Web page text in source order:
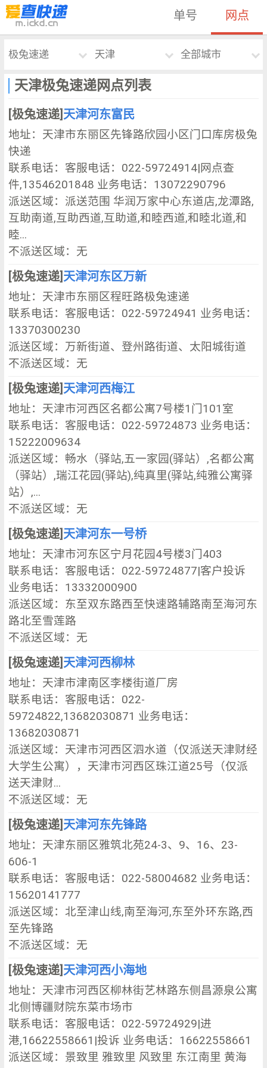
单号 网点
极兔速递 天津 全部城市
天津极兔速递网点列表
[极兔速递]天津河东富民
地址：天津市东丽区先锋路欣园小区门口库房极兔
快递
联系电话：客服电话：022-59724914|网点查
件,13546201848 业务电话：13072290796
派送区域：派送范围 华润万家中心东道店,龙潭路,
互助南道,互助西道,互助道,和睦西道,和睦北道,和
睦...
不派送区域：无
[极兔速递]天津河东区万新
地址：天津市东丽区程旺路极兔速递
联系电话：客服电话：022-59724941 业务电话：
13370300230
派送区域：万新街道、登州路街道、太阳城街道
不派送区域：无
[极兔速递]天津河西梅江
地址：天津市河西区名都公寓7号楼1门101室
联系电话：客服电话：022-59724873 业务电话：
15222009634
派送区域：畅水（驿站,五一家园(驿站）,名都公寓
（驿站）,瑞江花园(驿站),纯真里(驿站,纯雅公寓驿
站）,...
不派送区域：无
[极兔速递]天津河东一号桥
地址：天津市河东区宁月花园4号楼3门403
联系电话：客服电话：022-59724877|客户投诉
业务电话：13332000900
派送区域：东至双东路西至快速路辅路南至海河东
路北至雪莲路
不派送区域：无
[极兔速递]天津河西柳林
地址：天津市津南区李楼街道厂房
联系电话：客服电话：022-
59724822,13682030871 业务电话：
13682030871
派送区域：天津市河西区泗水道（仅派送天津财经
大学生公寓），天津市河西区珠江道25号（仅派
送天津财...
不派送区域：无
[极兔速递]天津河东先锋路
地址：天津东丽区雅筑北苑24-3、9、16、23-
606-1
联系电话：客服电话：022-58004682 业务电话：
15620141777
派送区域：北至津山线,南至海河,东至外环东路,西
至先锋路
不派送区域：无
[极兔速递]天津河西小海地
地址：天津市河西区柳林街艺林路东侧昌源泉公寓
北侧博疆财院东菜市场市
联系电话：客服电话：022-59724929|进
港,16622558661|投诉 业务电话：16622558661
派送区域：景致里 雅致里 风致里 东江南里 黄海